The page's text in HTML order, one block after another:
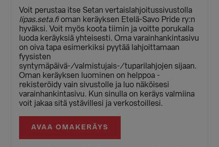
Voit perustaa itse Setan vertaislahjoitussivustolla
lipas.seta.fioman keräyksen Etelä-Savo Pride ry:n
hyväksi. Voit myös koota tiimin ja voitte porukalla
luoda keräyksiä yhteisesti. Oma varainhankintasivu
on oiva tapa esimerkiksi pyytää lahjoittamaan
fyysisten
syntymäpäivä-/valmistujais-/tuparilahjojen sijaan.
Oman keräyksen luominen on helppoa -
rekisteröidy vain sivustolle ja luo näköisesi
varainhankintasivu. Kun sinulla on keräys valmiina
voit jakaa sitä ystävillesi ja verkostoillesi.
AVAA OMAKERÄYS